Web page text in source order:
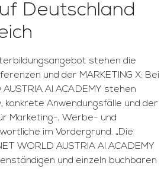
Deutschland
stehen die
und der MARKETING X: Bei
AI ACADEMY stehen
konkrete Anwendungsfälle und der
Marketing-, Werbe- und
im Vordergrund. „Die
WORLD AUSTRIA AI ACADEMY
und einzeln buchbaren